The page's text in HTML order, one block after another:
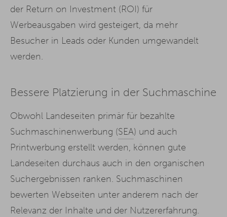
der Return on Investment (ROI) für
Werbeausgaben wird gesteigert, da mehr
Besucher in Leads oder Kunden umgewandelt
werden.
Bessere Platzierung in der Suchmaschine
Obwohl Landeseiten primär für bezahlte
Suchmaschinenwerbung (SEA) und auch
Printwerbung erstellt werden, können gute
Landeseiten durchaus auch in den organischen
Suchergebnissen ranken. Suchmaschinen
bewerten Webseiten unter anderem nach der
Relevanz der Inhalte und der Nutzererfahrung.